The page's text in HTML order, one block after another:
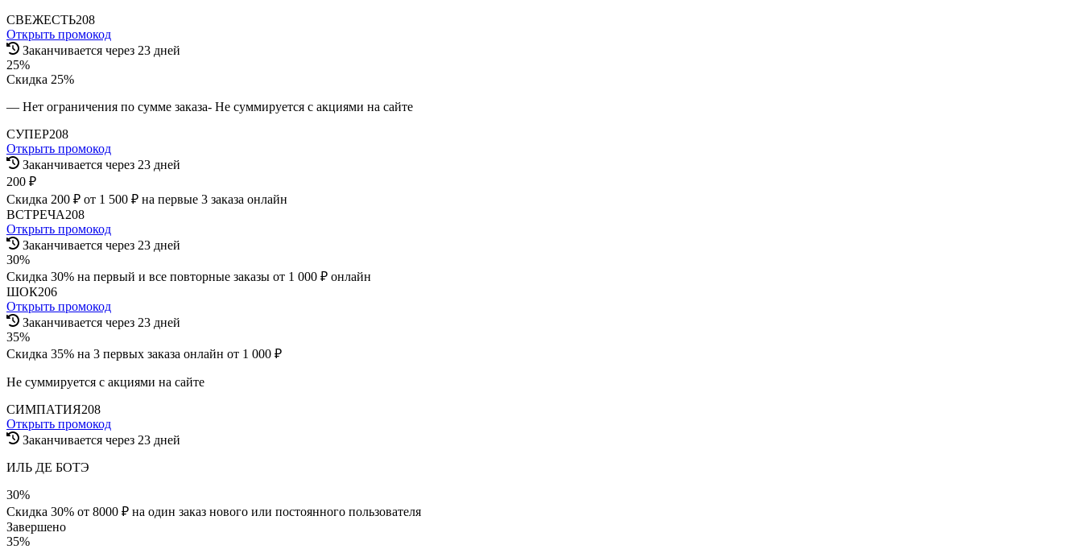
СВЕЖЕСТЬ208
Открыть промокод
Заканчивается через 23 дней
25%
Скидка 25%
— Нет ограничения по сумме заказа- Не суммируется с акциями на сайте
СУПЕР208
Открыть промокод
Заканчивается через 23 дней
200 ₽
Скидка 200 ₽ от 1 500 ₽ на первые 3 заказа онлайн
ВСТРЕЧА208
Открыть промокод
Заканчивается через 23 дней
30%
Скидка 30% на первый и все повторные заказы от 1 000 ₽ онлайн
ШОК206
Открыть промокод
Заканчивается через 23 дней
35%
Скидка 35% на 3 первых заказа онлайн от 1 000 ₽
Не суммируется с акциями на сайте
СИМПАТИЯ208
Открыть промокод
Заканчивается через 23 дней
ИЛЬ ДЕ БОТЭ
30%
Скидка 30% от 8000 ₽ на один заказ нового или постоянного пользователя
Завершено
35%